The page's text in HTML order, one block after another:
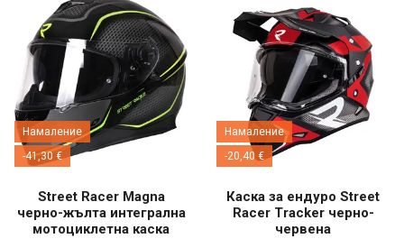
Намаление
-41,30 €
Street Racer Magna
черно-жълта интегрална
мотоциклетна каска
Намаление
-20,40 €
Каска за ендуро Street
Racer Tracker черно-
червена